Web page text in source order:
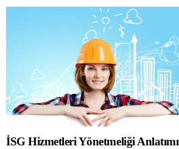
İSG Hizmetleri Yönetmeliği Anlatımı